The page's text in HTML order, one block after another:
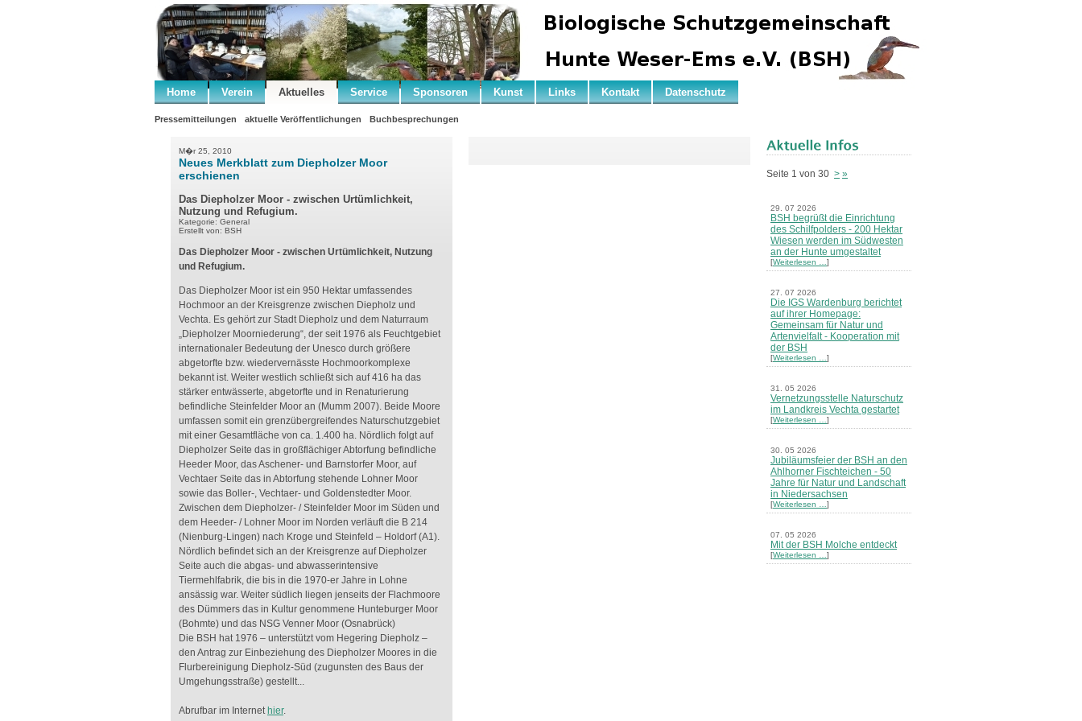
Home Verein Aktuelles Service Sponsoren Kunst Links Kontakt Datenschutz
Pressemitteilungen aktuelle Veröffentlichungen Buchbesprechungen
M�r 25, 2010
Neues Merkblatt zum Diepholzer Moor
erschienen
Das Diepholzer Moor - zwischen Urtümlichkeit,
Nutzung und Refugium.
Kategorie: General
Erstellt von: BSH
Das Diepholzer Moor - zwischen Urtümlichkeit, Nutzung
und Refugium.
Das Diepholzer Moor ist ein 950 Hektar umfassendes
Hochmoor an der Kreisgrenze zwischen Diepholz und
Vechta. Es gehört zur Stadt Diepholz und dem Naturraum
„Diepholzer Moorniederung“, der seit 1976 als Feuchtgebiet
internationaler Bedeutung der Unesco durch größere
abgetorfte bzw. wiedervernässte Hochmoorkomplexe
bekannt ist. Weiter westlich schließt sich auf 416 ha das
stärker entwässerte, abgetorfte und in Renaturierung
befindliche Steinfelder Moor an (Mumm 2007). Beide Moore
umfassen somit ein grenzübergreifendes Naturschutzgebiet
mit einer Gesamtfläche von ca. 1.400 ha. Nördlich folgt auf
Diepholzer Seite das in großflächiger Abtorfung befindliche
Heeder Moor, das Aschener- und Barnstorfer Moor, auf
Vechtaer Seite das in Abtorfung stehende Lohner Moor
sowie das Boller-, Vechtaer- und Goldenstedter Moor.
Zwischen dem Diepholzer- / Steinfelder Moor im Süden und
dem Heeder- / Lohner Moor im Norden verläuft die B 214
(Nienburg-Lingen) nach Kroge und Steinfeld – Holdorf (A1).
Nördlich befindet sich an der Kreisgrenze auf Diepholzer
Seite auch die abgas- und abwasserintensive
Tiermehlfabrik, die bis in die 1970-er Jahre in Lohne
ansässig war. Weiter südlich liegen jenseits der Flachmoore
des Dümmers das in Kultur genommene Hunteburger Moor
(Bohmte) und das NSG Venner Moor (Osnabrück)
Die BSH hat 1976 – unterstützt vom Hegering Diepholz –
den Antrag zur Einbeziehung des Diepholzer Moores in die
Flurbereinigung Diepholz-Süd (zugunsten des Baus der
Umgehungsstraße) gestellt...
Abrufbar im Internet hier.
Seite 1 von 30 > »
29. 07 2026
BSH begrüßt die Einrichtung
des Schilfpolders - 200 Hektar
Wiesen werden im Südwesten
an der Hunte umgestaltet
[Weiterlesen … ]
27. 07 2026
Die IGS Wardenburg berichtet
auf ihrer Homepage:
Gemeinsam für Natur und
Artenvielfalt - Kooperation mit
der BSH
[Weiterlesen … ]
31. 05 2026
Vernetzungsstelle Naturschutz
im Landkreis Vechta gestartet
[Weiterlesen … ]
30. 05 2026
Jubiläumsfeier der BSH an den
Ahlhorner Fischteichen - 50
Jahre für Natur und Landschaft
in Niedersachsen
[Weiterlesen … ]
07. 05 2026
Mit der BSH Molche entdeckt
[Weiterlesen … ]